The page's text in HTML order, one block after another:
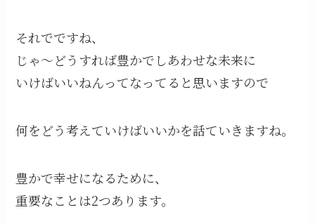
それでですね、
じゃ〜どうすれば豊かでしあわせな未来に
いけばいいねんってなってると思いますので
何をどう考えていけばいいかを話ていきますね。
豊かで幸せになるために、
重要なことは2つあります。